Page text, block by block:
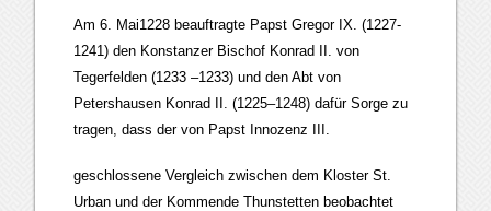
Am 6. Mai1228 beauftragte Papst Gregor IX. (1227-
1241) den Konstanzer Bischof Konrad II. von
Tegerfelden (1233 –1233) und den Abt von
Petershausen Konrad II. (1225–1248) dafür Sorge zu
tragen, dass der von Papst Innozenz III.
geschlossene Vergleich zwischen dem Kloster St.
Urban und der Kommende Thunstetten beobachtet